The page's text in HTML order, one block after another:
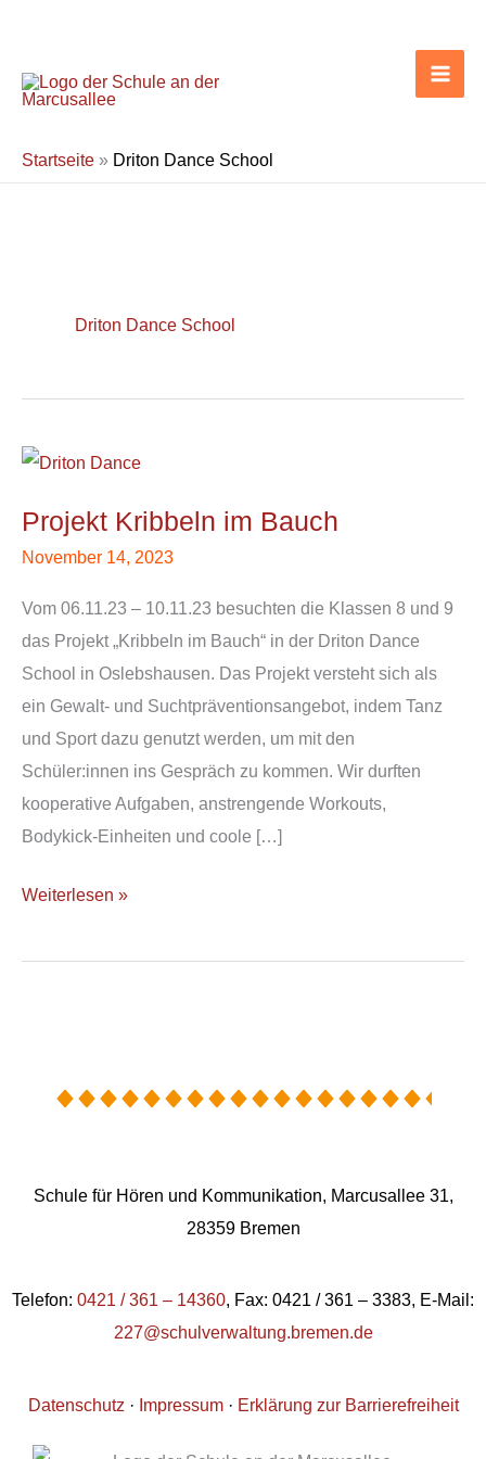
springen
Startseite » Driton Dance School
Driton Dance School
Projekt Kribbeln im Bauch
November 14, 2023
Vom 06.11.23 – 10.11.23 besuchten die Klassen 8 und 9
das Projekt „Kribbeln im Bauch“ in der Driton Dance
School in Oslebshausen. Das Projekt versteht sich als
ein Gewalt- und Suchtpräventionsangebot, indem Tanz
und Sport dazu genutzt werden, um mit den
Schüler:innen ins Gespräch zu kommen. Wir durften
kooperative Aufgaben, anstrengende Workouts,
Bodykick-Einheiten und coole […]
Projekt
im
Bauch
Weiterlesen »
Schule für Hören und Kommunikation, Marcusallee 31,
28359 Bremen
Telefon: 0421 / 361 – 14360, Fax: 0421 / 361 – 3383, E-Mail:
227@schulverwaltung.bremen.de
Datenschutz · Impressum· Erklärung zur Barrierefreiheit